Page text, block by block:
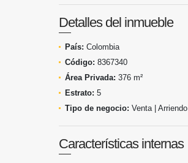
Detalles del inmueble
País: Colombia
Código: 8367340
Área Privada: 376 m²
Estrato: 5
Tipo de negocio: Venta | Arriendo
Características internas